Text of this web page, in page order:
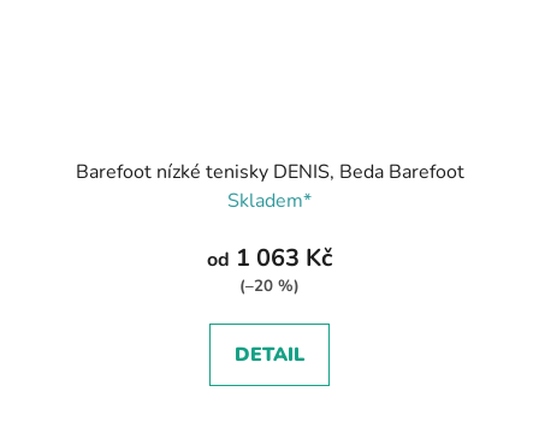
Barefoot nízké tenisky DENIS, Beda Barefoot
Skladem*
od 1 063 Kč
(–20 %)
DETAIL